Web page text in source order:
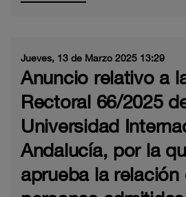
Jueves, 13 de Marzo 2025 13:29
Anuncio relativo a
Rectoral 66/2025
Universidad
Andalucía, por la
aprueba la